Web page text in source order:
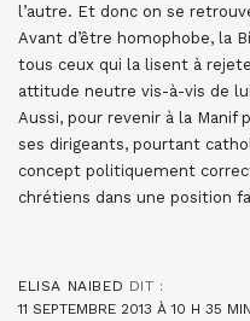
l’autre. Et donc on se
Avant d’être homophobe, la
tous ceux qui la lisent à
attitude neutre vis-à-vis de
Aussi, pour revenir à la Manif
ses dirigeants, pourtant
concept politiquement
chrétiens dans une position
ELISA NAIBED DIT :
11 SEPTEMBRE 2013 À 10 H 35 MIN